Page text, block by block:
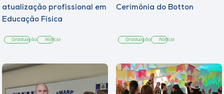
atualização profissional em
Educação Física
Graduação Notícia
Cerimônia do Botton
Graduação Notícia